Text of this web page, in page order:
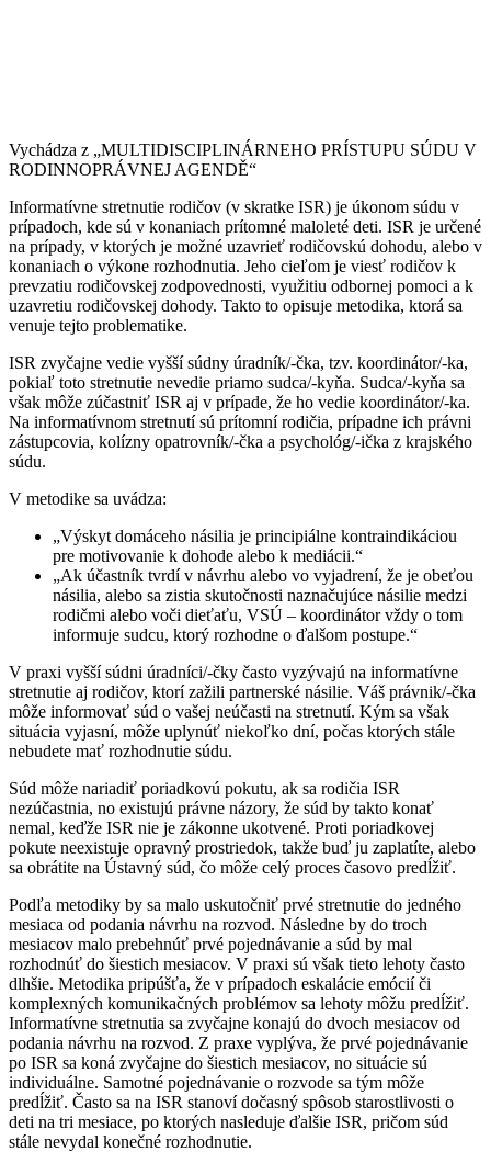
Vychádza z „MULTIDISCIPLINÁRNEHO PRÍSTUPU SÚDU V
RODINNOPRÁVNEJ AGENDĚ“
Informatívne stretnutie rodičov (v skratke ISR) je úkonom súdu v
prípadoch, kde sú v konaniach prítomné maloleté deti. ISR je určené
na prípady, v ktorých je možné uzavrieť rodičovskú dohodu, alebo v
konaniach o výkone rozhodnutia. Jeho cieľom je viesť rodičov k
prevzatiu rodičovskej zodpovednosti, využitiu odbornej pomoci a k
uzavretiu rodičovskej dohody. Takto to opisuje metodika, ktorá sa
venuje tejto problematike.
ISR zvyčajne vedie vyšší súdny úradník/-čka, tzv. koordinátor/-ka,
pokiaľ toto stretnutie nevedie priamo sudca/-kyňa. Sudca/-kyňa sa
však môže zúčastniť ISR aj v prípade, že ho vedie koordinátor/-ka.
Na informatívnom stretnutí sú prítomní rodičia, prípadne ich právni
zástupcovia, kolízny opatrovník/-čka a psychológ/-ička z krajského
súdu.
V metodike sa uvádza:
„Výskyt domáceho násilia je principiálne kontraindikáciou
pre motivovanie k dohode alebo k mediácii.“
„Ak účastník tvrdí v návrhu alebo vo vyjadrení, že je obeťou
násilia, alebo sa zistia skutočnosti naznačujúce násilie medzi
rodičmi alebo voči dieťaťu, VSÚ – koordinátor vždy o tom
informuje sudcu, ktorý rozhodne o ďalšom postupe.“
V praxi vyšší súdni úradníci/-čky často vyzývajú na informatívne
stretnutie aj rodičov, ktorí zažili partnerské násilie. Váš právnik/-čka
môže informovať súd o vašej neúčasti na stretnutí. Kým sa však
situácia vyjasní, môže uplynúť niekoľko dní, počas ktorých stále
nebudete mať rozhodnutie súdu.
Súd môže nariadiť poriadkovú pokutu, ak sa rodičia ISR
nezúčastnia, no existujú právne názory, že súd by takto konať
nemal, keďže ISR nie je zákonne ukotvené. Proti poriadkovej
pokute neexistuje opravný prostriedok, takže buď ju zaplatíte, alebo
sa obrátite na Ústavný súd, čo môže celý proces časovo predĺžiť.
Podľa metodiky by sa malo uskutočniť prvé stretnutie do jedného
mesiaca od podania návrhu na rozvod. Následne by do troch
mesiacov malo prebehnúť prvé pojednávanie a súd by mal
rozhodnúť do šiestich mesiacov. V praxi sú však tieto lehoty často
dlhšie. Metodika pripúšťa, že v prípadoch eskalácie emócií či
komplexných komunikačných problémov sa lehoty môžu predĺžiť.
Informatívne stretnutia sa zvyčajne konajú do dvoch mesiacov od
podania návrhu na rozvod. Z praxe vyplýva, že prvé pojednávanie
po ISR sa koná zvyčajne do šiestich mesiacov, no situácie sú
individuálne. Samotné pojednávanie o rozvode sa tým môže
predĺžiť. Často sa na ISR stanoví dočasný spôsob starostlivosti o
deti na tri mesiace, po ktorých nasleduje ďalšie ISR, pričom súd
stále nevydal konečné rozhodnutie.